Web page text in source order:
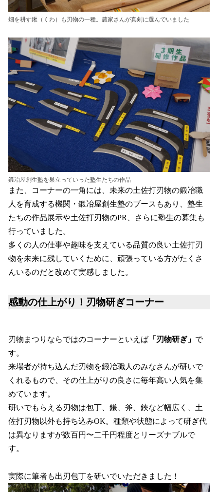
畑を耕す鍬（くわ）も刃物の一種。農家さんが真剣に選んでいました
鍛冶屋創生塾を巣立っていった塾生たちの作品
また、コーナーの一角には、未来の土佐打刃物の鍛冶職
人を育成する機関・鍛冶屋創生塾のブースもあり、塾生
たちの作品展示や土佐打刃物のPR、さらに塾生の募集も
行っていました。
多くの人の仕事や趣味を支えている品質の良い土佐打刃
物を未来に残していくために、頑張っている方がたくさ
んいるのだと改めて実感しました。
感動の仕上がり！刃物研ぎコーナー
刃物まつりならではのコーナーといえば 「刃物研ぎ」 で
す。
来場者が持ち込んだ刃物を鍛冶職人のみなさんが研いで
くれるもので、その仕上がりの良さに毎年高い人気を集
めています。
研いでもらえる刃物は包丁、鎌、斧、鋏など幅広く、土
佐打刃物以外も持ち込みOK。種類や状態によって研ぎ代
は異なりますが数百円〜二千円程度とリーズナブルで
す。
実際に筆者も出刃包丁を研いでいただきました！